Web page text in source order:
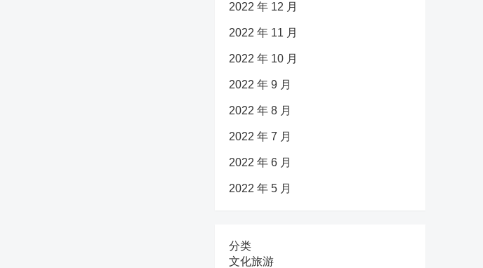
2022 年 12 月
2022 年 11 月
2022 年 10 月
2022 年 9 月
2022 年 8 月
2022 年 7 月
2022 年 6 月
2022 年 5 月
分类
文化旅游